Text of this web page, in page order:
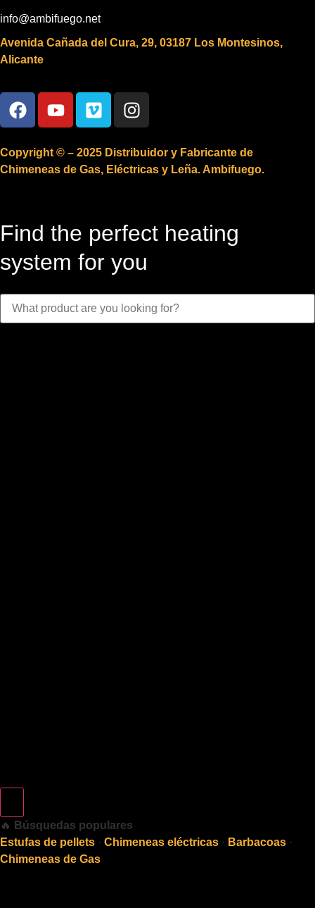
info@ambifuego.net
Avenida Cañada del Cura, 29, 03187 Los Montesinos,
Alicante
Copyright © – 2025 Distribuidor y Fabricante de
Chimeneas de Gas, Eléctricas y Leña. Ambifuego.
Find the perfect heating
system for you
🔥 Búsquedas populares
Estufas de pellets · Chimeneas eléctricas · Barbacoas ·
Chimeneas de Gas